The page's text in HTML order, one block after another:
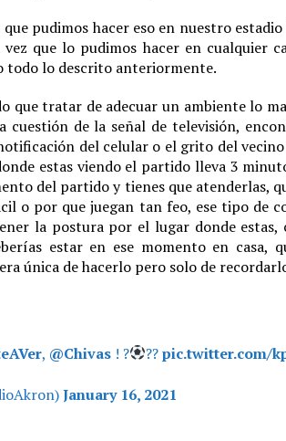
pudimos hacer eso en nuestro
que lo pudimos hacer en cualquier
todo lo descrito anteriormente.
que tratar de adecuar un ambiente lo
de la señal de televisión,
del celular o el grito del
estas viendo el partido lleva 3
del partido y tienes que atenderlas,
o por que juegan tan feo, ese tipo de
la postura por el lugar donde estas,
estar en ese momento en casa,
única de hacerlo pero solo de
, @Chivas ! ? ??pic.twitter.com/
January 16, 2021